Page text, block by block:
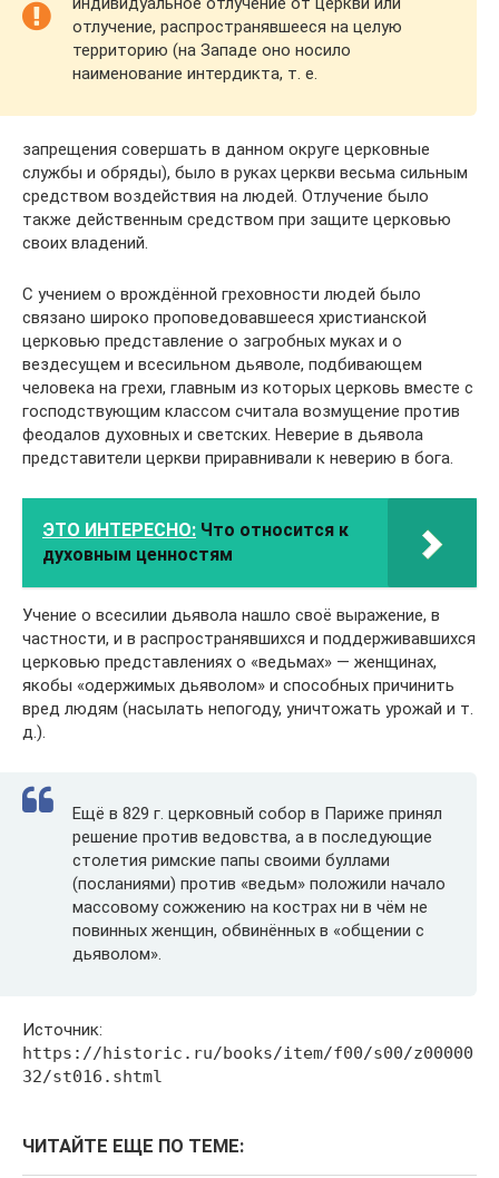
отлучение, распространявшееся на целую
территорию (на Западе оно носило
наименование интердикта, т. е.
запрещения совершать в данном округе церковные
службы и обряды), было в руках церкви весьма сильным
средством воздействия на людей. Отлучение было
также действенным средством при защите церковью
своих владений.
С учением о врождённой греховности людей было
связано широко проповедовавшееся христианской
церковью представление о загробных муках и о
вездесущем и всесильном дьяволе, подбивающем
человека на грехи, главным из которых церковь вместе с
господствующим классом считала возмущение против
феодалов духовных и светских. Неверие в дьявола
представители церкви приравнивали к неверию в бога.
ЭТО ИНТЕРЕСНО: Что относится к
духовным ценностям
Учение о всесилии дьявола нашло своё выражение, в
частности, и в распространявшихся и поддерживавшихся
церковью представлениях о «ведьмах» — женщинах,
якобы «одержимых дьяволом» и способных причинить
вред людям (насылать непогоду, уничтожать урожай и т.
д.).
Ещё в 829 г. церковный собор в Париже принял
решение против ведовства, а в последующие
столетия римские папы своими буллами
(посланиями) против «ведьм» положили начало
массовому сожжению на кострах ни в чём не
повинных женщин, обвинённых в «общении с
дьяволом».
Источник:
https://historic.ru/books/item/f00/s00/z00000
32/st016.shtml
ЧИТАЙТЕ ЕЩЕ ПО ТЕМЕ: